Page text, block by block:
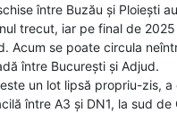
între Buzău și Ploiești
trecut, iar pe final de
Acum se poate circula
între București și Adjud.
un lot lipsă propriu-zis, a
între A3 și DN1, la sud de